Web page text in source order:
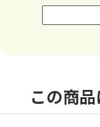
この商